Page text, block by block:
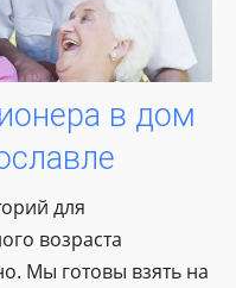
в дом
для
возраста
Мы готовы взять на